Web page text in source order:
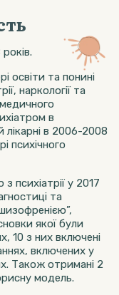
освіти та понині
наркології та
в
лікарні в 2006-2008
психічного
психіатрії у 2017
та
якої були
10 з них включені
включених у
Також отримані 2
модель.